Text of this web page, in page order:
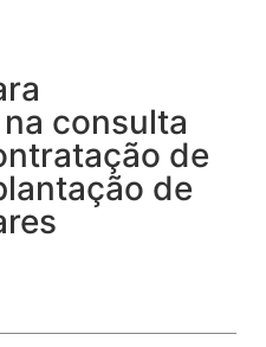
consulta
de
de